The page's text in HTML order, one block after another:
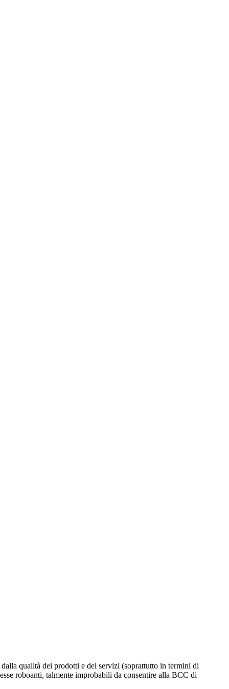
qualità dei prodotti e dei servizi (soprattutto in termini di
roboanti, talmente improbabili da consentire alla BCC di